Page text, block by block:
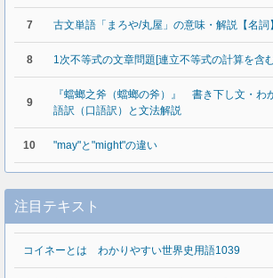
7 古文単語「まろや/丸屋」の意味・解説【名詞】
8 1次不等式の文章問題[連立不等式の計算を含
9
『蟷螂之斧（蟷螂の斧）』 書き下し文・わ
語訳（口語訳）と文法解説
10 "may"と"might"の違い
注目テキスト
コイネーとは わかりやすい世界史用語1039